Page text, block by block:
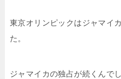
東京オリンピックはジャマイ
た。
ジャマイカの独占が続くんで